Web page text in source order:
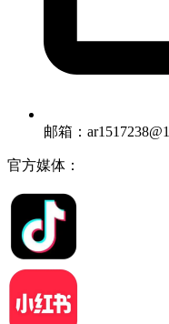
邮箱：
官方媒体：